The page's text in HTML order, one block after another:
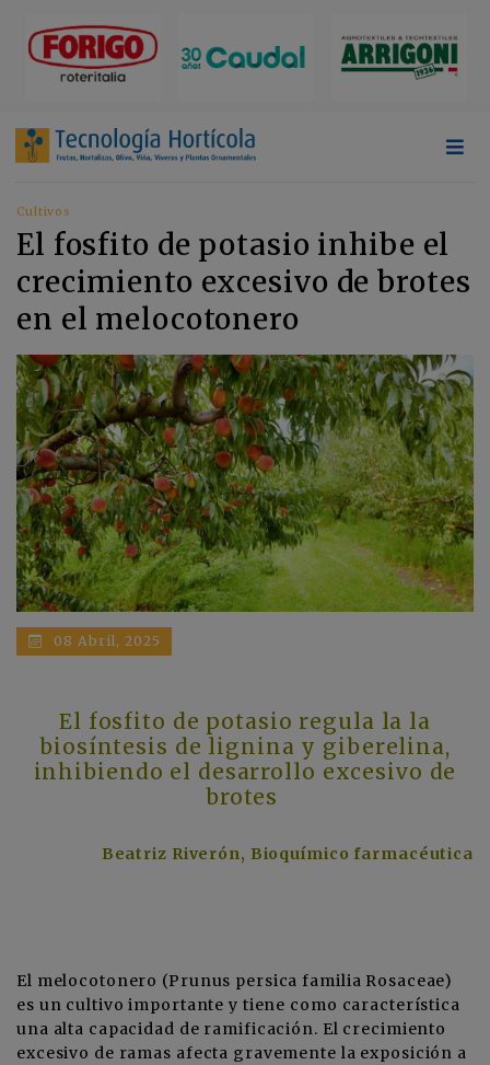
Cultivos
El fosfito de potasio inhibe el
crecimiento excesivo de brotes
en el melocotonero
08 Abril, 2025
El fosfito de potasio regula la la
biosíntesis de lignina y giberelina,
inhibiendo el desarrollo excesivo de
brotes
Beatriz Riverón, Bioquímico farmacéutica
El melocotonero (Prunus persica familia Rosaceae)
es un cultivo importante y tiene como característica
una alta capacidad de ramificación. El crecimiento
excesivo de ramas afecta gravemente la exposición a